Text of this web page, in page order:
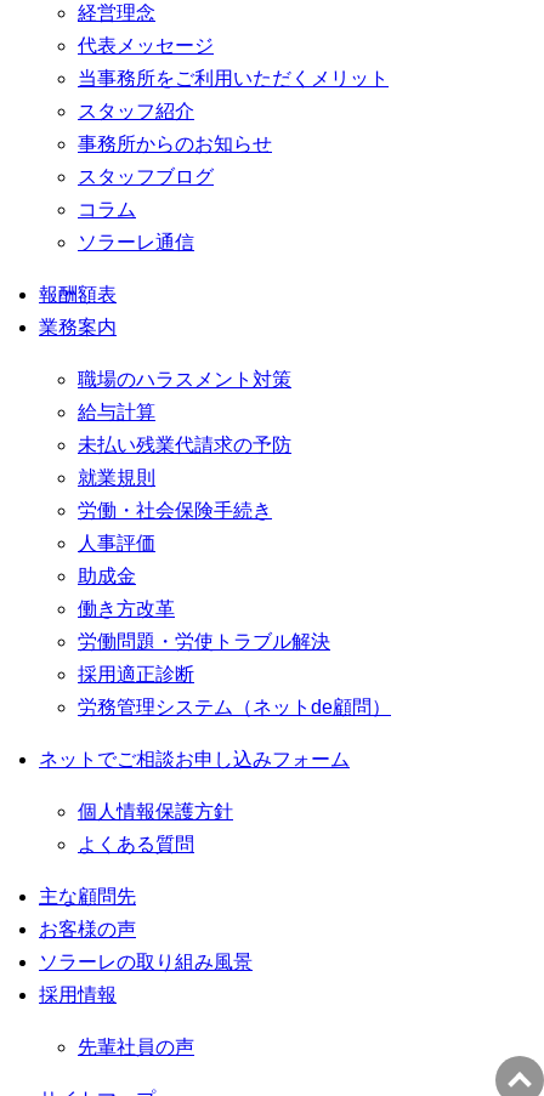
経営理念
代表メッセージ
当事務所をご利用いただくメリット
スタッフ紹介
事務所からのお知らせ
スタッフブログ
コラム
ソラーレ通信
報酬額表
業務案内
職場のハラスメント対策
給与計算
未払い残業代請求の予防
就業規則
労働・社会保険手続き
人事評価
助成金
働き方改革
労働問題・労使トラブル解決
採用適正診断
労務管理システム（ネットde顧問）
ネットでご相談お申し込みフォーム
個人情報保護方針
よくある質問
主な顧問先
お客様の声
ソラーレの取り組み風景
採用情報
先輩社員の声